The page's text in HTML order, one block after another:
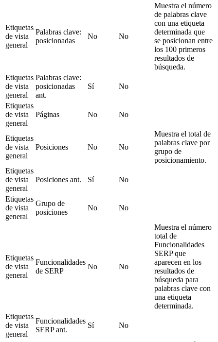
Etiquetas
de vista
general
Palabras clave:
posicionadas
No No
Muestra el número
de palabras clave
con una etiqueta
determinada que
se posicionan entre
los 100 primeros
resultados de
búsqueda.
Etiquetas
de vista
general
Palabras clave:
posicionadas
ant.
Sí No
Etiquetas
de vista
general
Páginas No No
Etiquetas
de vista
general
Posiciones No No
Muestra el total de
palabras clave por
grupo de
posicionamiento.
Etiquetas
de vista
general
Posiciones ant. Sí No
Etiquetas
de vista
general
Grupo de
posiciones
No No
Etiquetas
de vista
general
Funcionalidades
de SERP
No No
Muestra el número
total de
Funcionalidades
SERP que
aparecen en los
resultados de
búsqueda para
palabras clave con
una etiqueta
determinada.
Etiquetas
de vista
general
Funcionalidades
SERP ant.
Sí No